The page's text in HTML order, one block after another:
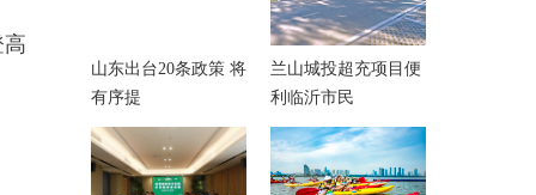
山东出台20条政策 将
有序提
兰山城投超充项目便
利临沂市民